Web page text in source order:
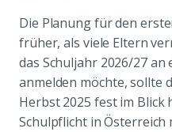
Die Planung für den
früher, als viele Eltern
das Schuljahr 2026/27
anmelden möchte, sollte
Herbst 2025 fest im Blick
Schulpflicht in Österreich